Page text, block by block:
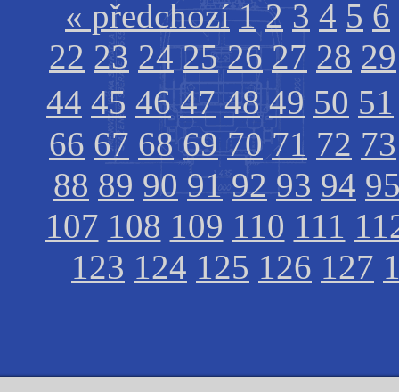
« předchozí 1 2 3 4 5 6
22 23 24 25 26 27 28 29
44 45 46 47 48 49 50 51
66 67 68 69 70 71 72 73
88 89 90 91 92 93 94
107 108 109 110 111
123 124 125 126 127